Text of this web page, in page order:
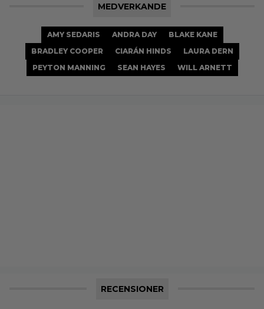
MEDVERKANDE
AMY SEDARIS ANDRA DAY
BLAKE KANE
BRADLEY COOPER
CIARÁN HINDS
LAURA DERN
PEYTON MANNING
SEAN HAYES WILL ARNETT
RECENSIONER